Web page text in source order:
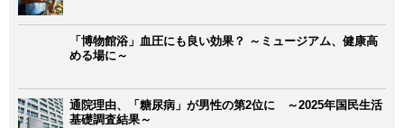
「博物館浴」血圧にも良い効果？ ～ミュージアム、健康高
める場に～
通院理由、「糖尿病」が男性の第2位に ～2025年国民生活
基礎調査結果～